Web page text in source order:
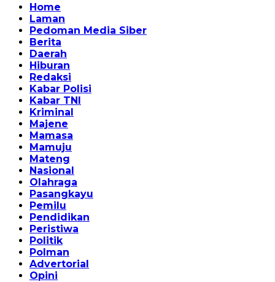
Home
Laman
Pedoman Media Siber
Berita
Daerah
Hiburan
Redaksi
Kabar Polisi
Kabar TNI
Kriminal
Majene
Mamasa
Mamuju
Mateng
Nasional
Olahraga
Pasangkayu
Pemilu
Pendidikan
Peristiwa
Politik
Polman
Advertorial
Opini